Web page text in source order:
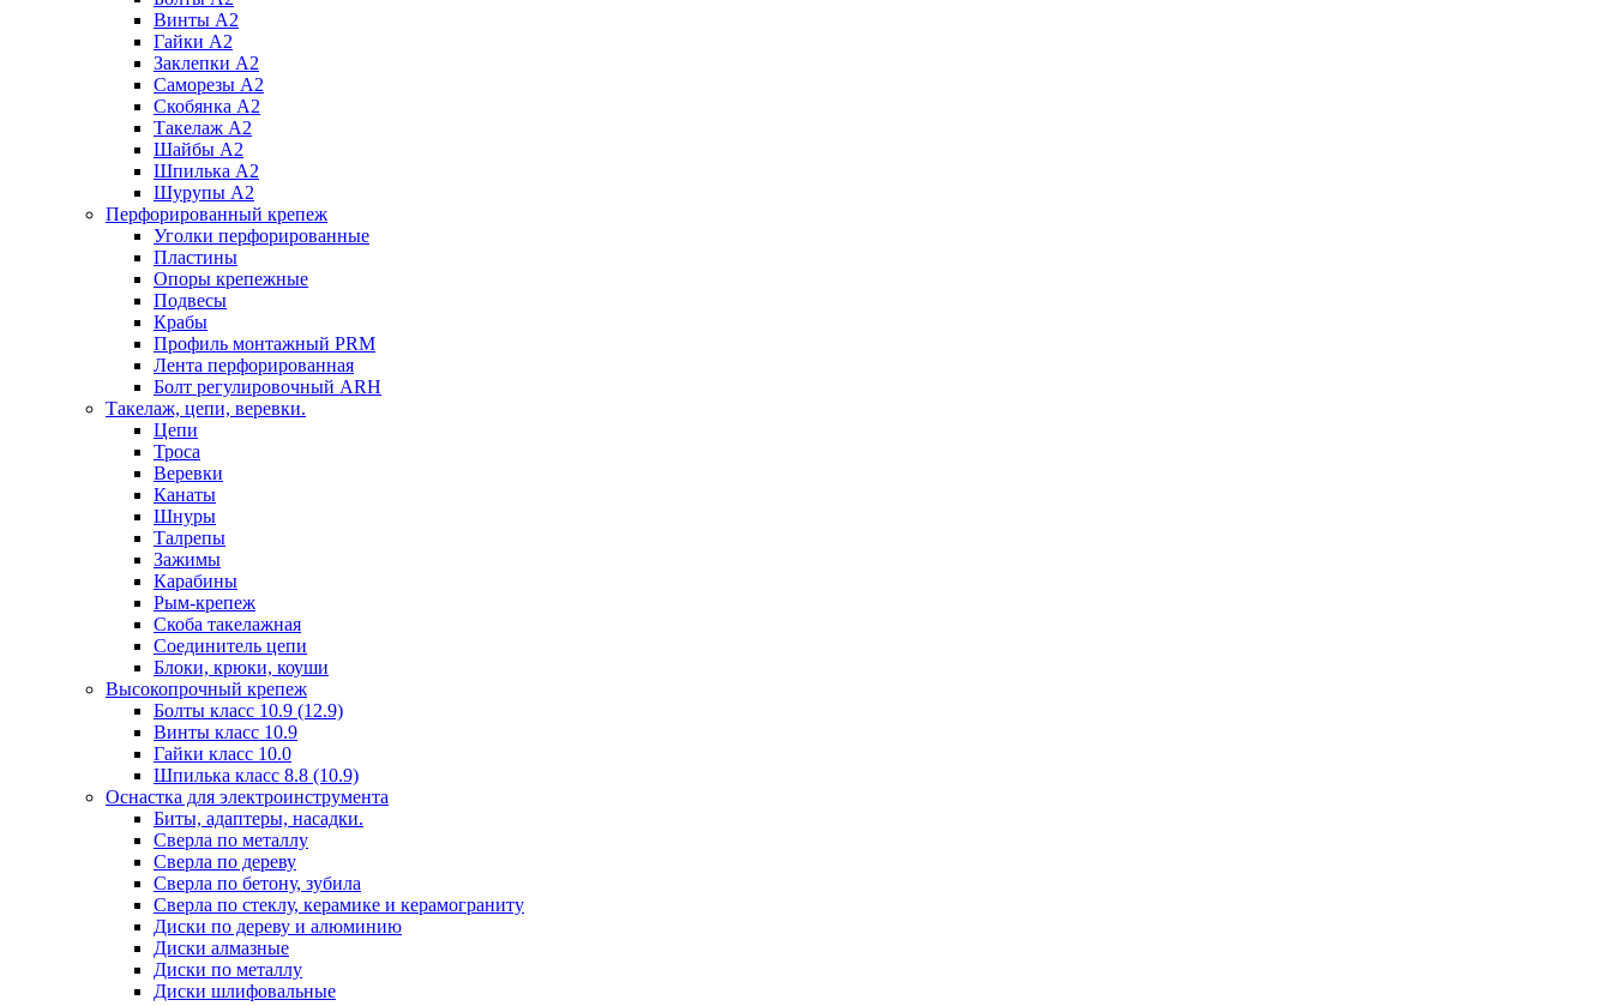
Винты А2
Гайки А2
Заклепки А2
Саморезы А2
Скобянка А2
Такелаж А2
Шайбы А2
Шпилька А2
Шурупы А2
Перфорированный крепеж
Уголки перфорированные
Пластины
Опоры крепежные
Подвесы
Крабы
Профиль монтажный PRM
Лента перфорированная
Болт регулировочный ARH
Такелаж, цепи, веревки.
Цепи
Троса
Веревки
Канаты
Шнуры
Талрепы
Зажимы
Карабины
Рым-крепеж
Скоба такелажная
Соединитель цепи
Блоки, крюки, коуши
Высокопрочный крепеж
Болты класс 10.9 (12.9)
Винты класс 10.9
Гайки класс 10.0
Шпилька класс 8.8 (10.9)
Оснастка для электроинструмента
Биты, адаптеры, насадки.
Сверла по металлу
Сверла по дереву
Сверла по бетону, зубила
Сверла по стеклу, керамике и керамограниту
Диски по дереву и алюминию
Диски алмазные
Диски по металлу
Диски шлифовальные